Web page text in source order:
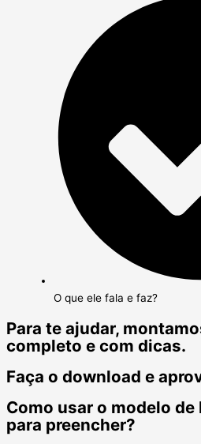
O que ele fala e faz?
Para te ajudar,
completo e com dicas.
Faça o download e
Como usar o modelo de
para preencher?